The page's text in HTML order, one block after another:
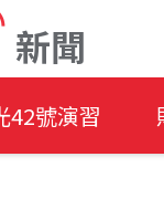
新聞
42號演習